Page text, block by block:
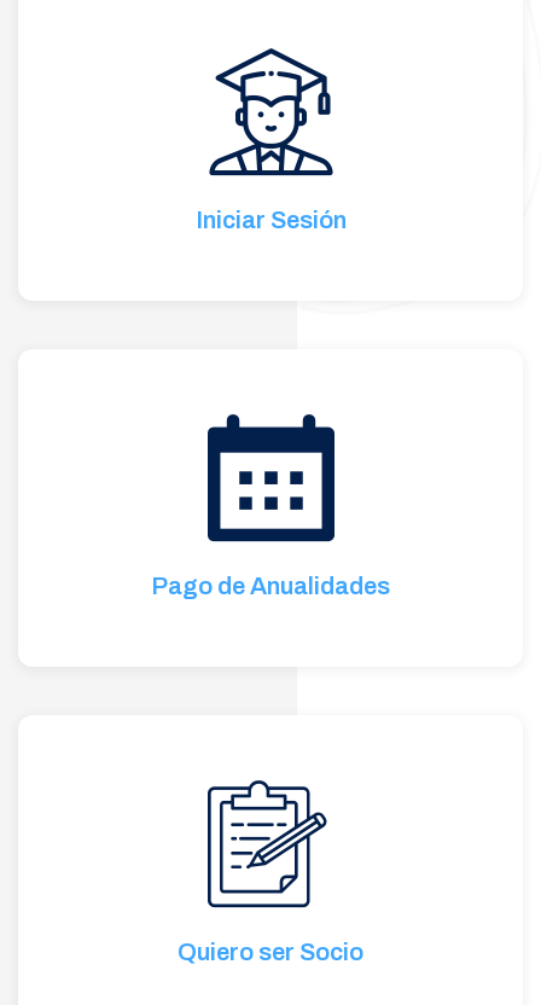
Iniciar Sesión
Pago de Anualidades
Quiero ser Socio